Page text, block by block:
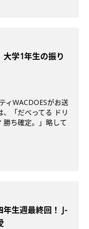
学1年生の振り
ィWACDOESがお送
「だべってる ドリ
勝ち確定。」略して
生週最終回！ J-